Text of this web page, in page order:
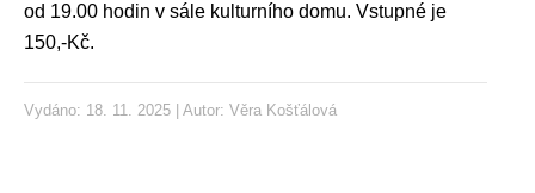
od 19.00 hodin v sále kulturního domu. Vstupné je
150,-Kč.
Vydáno: 18. 11. 2025 | Autor: Věra Košťálová